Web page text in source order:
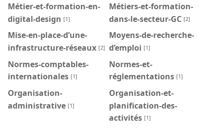
Métier-et-formation-en-
digital-design [1]
Métiers-et-formation-
dans-le-secteur-GC [2]
Mise-en-place-d’une-
infrastructure-réseaux [2]
Moyens-de-recherche-
d’emploi [1]
Normes-comptables-
internationales [1]
Normes-et-
réglementations [1]
Organisation-
administrative [1]
Organisation-et-
planification-des-
activités [1]